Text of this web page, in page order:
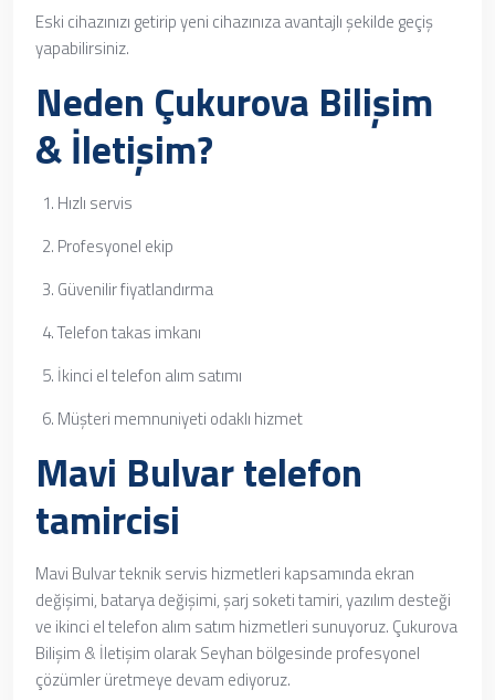
Eski cihazınızı getirip yeni cihazınıza avantajlı şekilde geçiş
yapabilirsiniz.
Neden Çukurova Bilişim
& İletişim?
Hızlı servis
Profesyonel ekip
Güvenilir fiyatlandırma
Telefon takas imkanı
İkinci el telefon alım satımı
Müşteri memnuniyeti odaklı hizmet
Mavi Bulvar telefon
tamircisi
Mavi Bulvar teknik servis hizmetleri kapsamında ekran
değişimi, batarya değişimi, şarj soketi tamiri, yazılım desteği
ve ikinci el telefon alım satım hizmetleri sunuyoruz. Çukurova
Bilişim & İletişim olarak Seyhan bölgesinde profesyonel
çözümler üretmeye devam ediyoruz.